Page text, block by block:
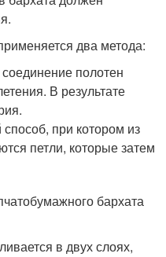
два метода:
полотен
В результате
при котором из
петли, которые затем
бархата
в двух слоях,